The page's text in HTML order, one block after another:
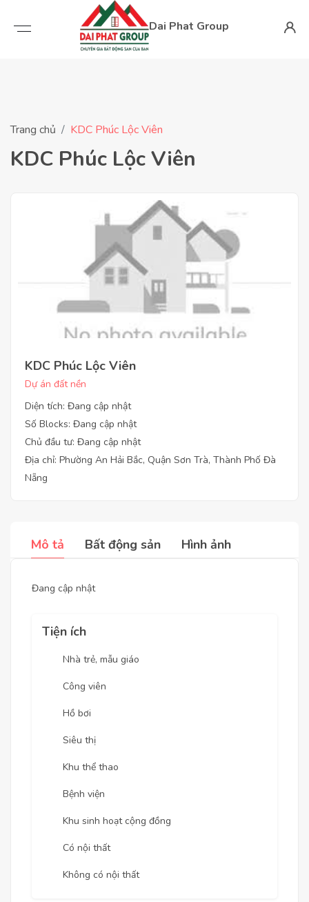
Dai Phat Group
Trang chủ KDC Phúc Lộc Viên
KDC Phúc Lộc Viên
KDC Phúc Lộc Viên
Dự án đất nền
Diện tích: Đang cập nhật
Số Blocks: Đang cập nhật
Chủ đầu tư: Đang cập nhật
Địa chỉ: Phường An Hải Bắc, Quận Sơn Trà, Thành Phố Đà
Nẵng
Mô tả Bất động sản Hình ảnh
Đang cập nhật
Tiện ích
Nhà trẻ, mẫu giáo
Công viên
Hồ bơi
Siêu thị
Khu thể thao
Bệnh viện
Khu sinh hoạt cộng đồng
Có nội thất
Không có nội thất